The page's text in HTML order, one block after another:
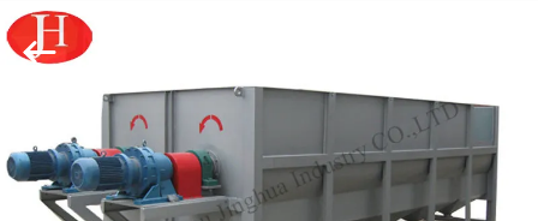
PARA
CASA
2026
Zhengzhou
Jinghua
Industry